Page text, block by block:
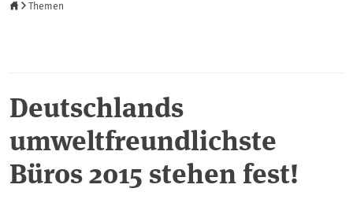
Themen
Deutschlands
umweltfreundlichste
Büros 2015 stehen fest!